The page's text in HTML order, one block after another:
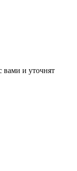
вами и уточнят